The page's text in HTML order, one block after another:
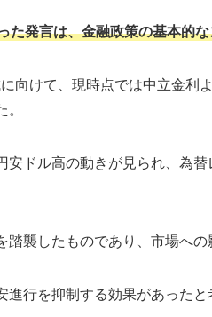
た発言は、金融政策の基本的
向けて、現時点では中立金利
安ドル高の動きが見られ、為
襲したものであり、市場への
行を抑制する効果があったと